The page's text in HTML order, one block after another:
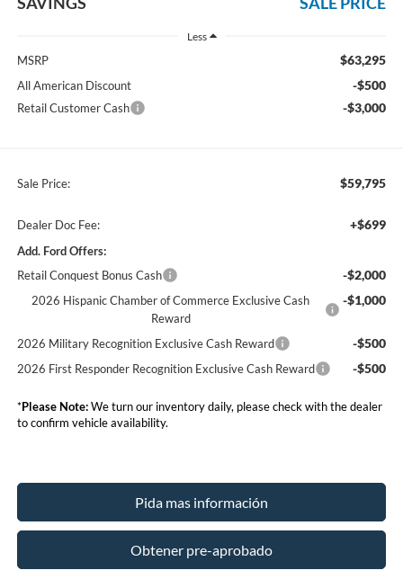
Less
MSRP $63,295
All American Discount -$500
Retail Customer Cash -$3,000
Sale Price: $59,795
Dealer Doc Fee: +$699
Add. Ford Offers:
Retail Conquest Bonus Cash
-$2,000
2026 Hispanic Chamber of Commerce Exclusive Cash
Reward
-$1,000
2026 Military Recognition Exclusive Cash Reward -$500
2026 First Responder Recognition Exclusive Cash Reward -$500
*Please Note:We turn our inventory daily, please check with the dealer
to confirm vehicle availability.
Pida mas información
Obtener pre-aprobado